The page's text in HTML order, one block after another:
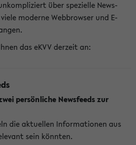
über spezielle News-
moderne Webbrowser und E-
das eKVV derzeit an:
persönliche Newsfeeds zur
die aktuellen Informationen aus
sein könnten.